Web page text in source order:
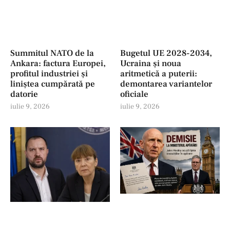
Summitul NATO de la
Ankara: factura Europei,
profitul industriei şi
liniștea cumpărată pe
datorie
iulie 9, 2026
Bugetul UE 2028-2034,
Ucraina și noua
aritmetică a puterii:
demontarea variantelor
oficiale
iulie 9, 2026